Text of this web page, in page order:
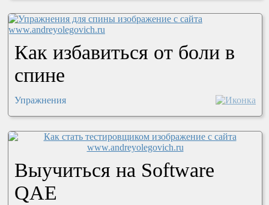
Как избавиться от боли в
спине
Упражнения
Выучиться на Software
QAE